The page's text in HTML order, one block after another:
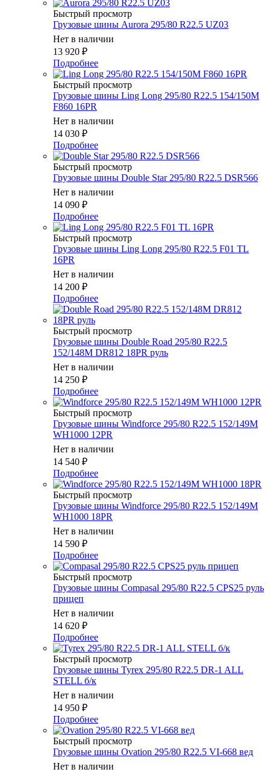
Быстрый просмотр
Грузовые шины Aurora 295/80 R22.5 UZ03
Нет в наличии
13 920 ₽
Подробнее
Быстрый просмотр
Грузовые шины Ling Long 295/80 R22.5 154/150M
F860 16PR
Нет в наличии
14 030 ₽
Подробнее
Быстрый просмотр
Грузовые шины Double Star 295/80 R22.5 DSR566
Нет в наличии
14 090 ₽
Подробнее
Быстрый просмотр
Грузовые шины Ling Long 295/80 R22.5 F01 TL
16PR
Нет в наличии
14 200 ₽
Подробнее
Быстрый просмотр
Грузовые шины Double Road 295/80 R22.5
152/148M DR812 18PR руль
Нет в наличии
14 250 ₽
Подробнее
Быстрый просмотр
Грузовые шины Windforce 295/80 R22.5 152/149M
WH1000 12PR
Нет в наличии
14 540 ₽
Подробнее
Быстрый просмотр
Грузовые шины Windforce 295/80 R22.5 152/149M
WH1000 18PR
Нет в наличии
14 590 ₽
Подробнее
Быстрый просмотр
Грузовые шины Compasal 295/80 R22.5 CPS25 руль
прицеп
Нет в наличии
14 620 ₽
Подробнее
Быстрый просмотр
Грузовые шины Tyrex 295/80 R22.5 DR-1 ALL
STELL б/к
Нет в наличии
14 950 ₽
Подробнее
Быстрый просмотр
Грузовые шины Ovation 295/80 R22.5 VI-668 вед
Нет в наличии